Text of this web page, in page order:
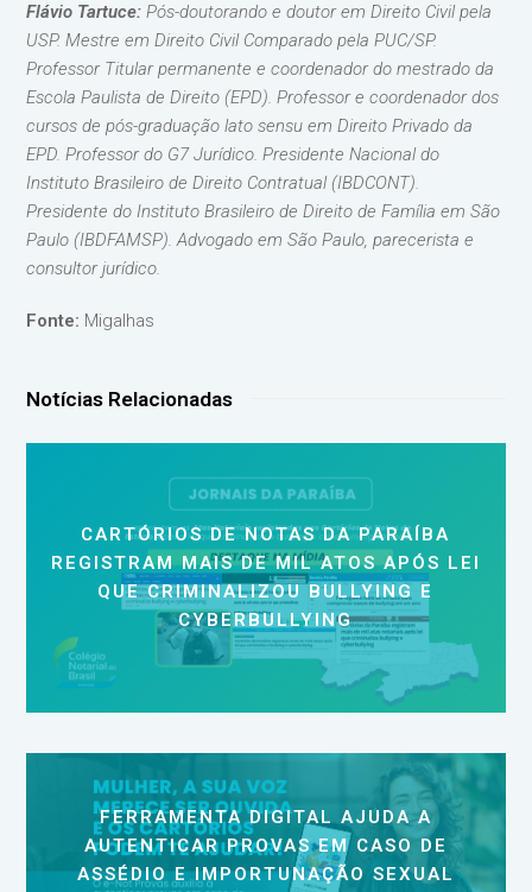
Flávio Tartuce: Pós-doutorando e doutor em Direito Civil pela
USP. Mestre em Direito Civil Comparado pela PUC/SP.
Professor Titular permanente e coordenador do mestrado da
Escola Paulista de Direito (EPD). Professor e coordenador dos
cursos de pós-graduação lato sensu em Direito Privado da
EPD. Professor do G7 Jurídico. Presidente Nacional do
Instituto Brasileiro de Direito Contratual (IBDCONT).
Presidente do Instituto Brasileiro de Direito de Família em São
Paulo (IBDFAMSP). Advogado em São Paulo, parecerista e
consultor jurídico.
Fonte: Migalhas
Notícias Relacionadas
CARTÓRIOS DE NOTAS DA PARAÍBA
REGISTRAM MAIS DE MIL ATOS APÓS LEI
QUE CRIMINALIZOU BULLYING E
CYBERBULLYING
FERRAMENTA DIGITAL AJUDA A
AUTENTICAR PROVAS EM CASO DE
ASSÉDIO E IMPORTUNAÇÃO SEXUAL